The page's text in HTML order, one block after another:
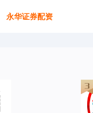
永华证券配资